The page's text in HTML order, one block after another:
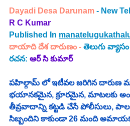
Dayadi Desa Darunam - New
R C Kumar
Published In
దాయాది దేశ దారుణం - తెలుగు వ్యాసం
రచన: ఆర్ సి కుమార్
పహిల్గామ్ లో ఇటీవల జరిగిన దారుణ
భయానకమైన, క్రూరమైన, మాటలకు
తీవ్రవాదాన్ని కట్టడి చేసే పోలీసులు,
సిబ్బందిని కాకుండా 26 మంది అమాయక